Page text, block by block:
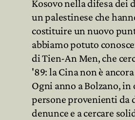
Kosovo nella difesa dei
un palestinese che
costituire un nuovo
abbiamo potuto
di Tien-An Men, che
'89: la Cina non è
Ogni anno a Bolzano,
persone provenienti da
denunce e a cercare